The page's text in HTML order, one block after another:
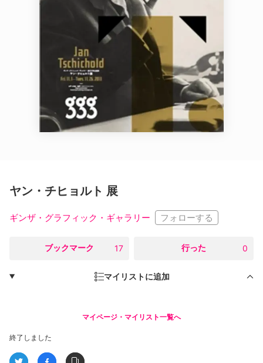
ヤン・チヒョルト 展
ギンザ・グラフィック・ギャラリー フォローする
ブックマーク 17 行った 0
マイリストに追加
マイページ・マイリスト一覧へ
終了しました